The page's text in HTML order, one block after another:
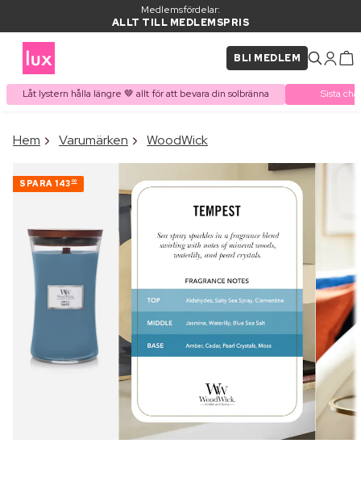
Medlemsfördelar:
ALLT TILL MEDLEMSPRIS
BLI MEDLEM
Låt lystern hålla längre 🤎 allt för att bevara din solbränna Sista
PRODUKT I VARUKORGEN
Hem Varumärken WoodWick
SPARA 143 00